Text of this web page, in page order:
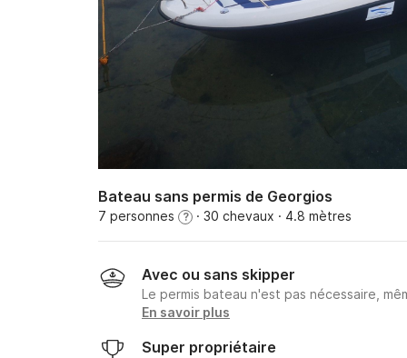
Bateau sans permis de Georgios
7 personnes ? · 30 chevaux · 4.8 mètres
Avec ou sans skipper
Le permis bateau n'est pas nécessaire,
En savoir plus
Super propriétaire